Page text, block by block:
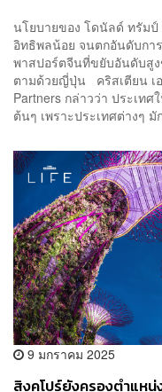
นโยบายของ โดนัลด์ ทรัมป์
อิทธิพลน้อย จนตกอันดับกา
พาสปอร์ตจีนที่ขยับอันดับสู
ตามด้วยญี่ปุ่น คริสเตียน เ
Partners กล่าวว่า ประเทศ
ต้นๆ เพราะประเทศต่างๆ มั
9 มกราคม 2025
สิงคโปร์ยังครองตำแหน่